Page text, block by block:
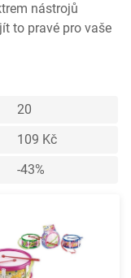
nástrojů
to pravé pro vaše
20
109 Kč
-43%